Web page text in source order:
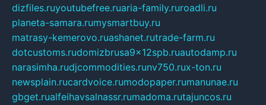
dizfiles.ruyoutubefree.ruaria-family.ruroadli.ru
planeta-samara.rumysmartbuy.ru
matrasy-kemerovo.ruashanet.rutrade-farm.ru
dotcustoms.rudomizbrusa9x12spb.ruautodamp.ru
narasimha.rudjcommodities.runv750.rux-ton.ru
newsplain.rucardvoice.rumodopaper.rumanunae.ru
gbget.rualfeihavsalnassr.rumadoma.rutajuncos.ru